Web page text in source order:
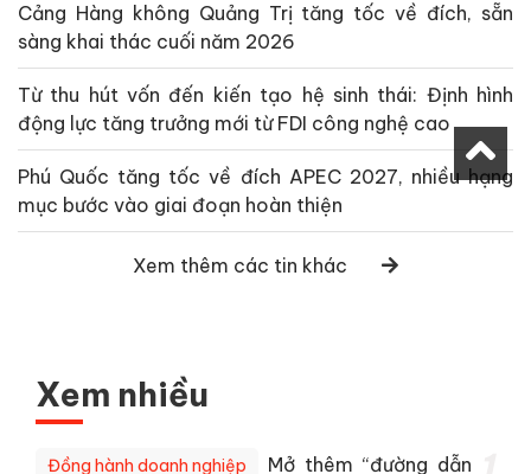
Cảng Hàng không Quảng Trị tăng tốc về đích, sẵn
sàng khai thác cuối năm 2026
Từ thu hút vốn đến kiến tạo hệ sinh thái: Định hình
động lực tăng trưởng mới từ FDI công nghệ cao
Phú Quốc tăng tốc về đích APEC 2027, nhiều hạng
mục bước vào giai đoạn hoàn thiện
Xem thêm các tin khác
Xem nhiều
Đồng hành doanh nghiệp
Mở thêm “đường dẫn